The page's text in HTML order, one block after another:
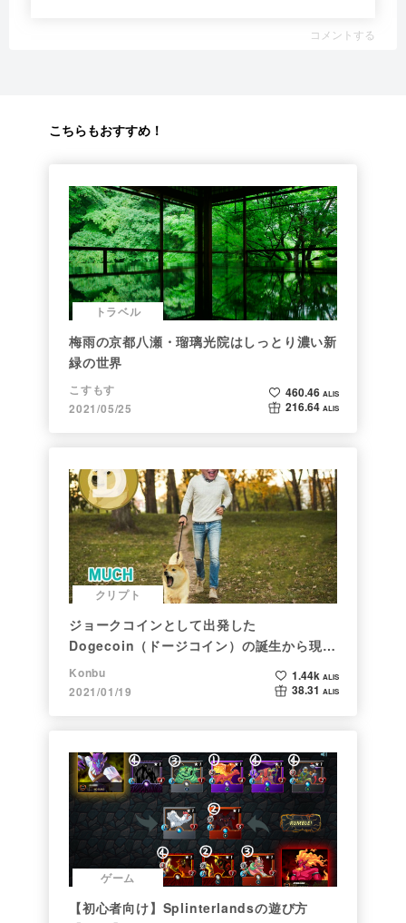
コメントする
こちらもおすすめ！
トラベル
梅雨の京都八瀬・瑠璃光院はしっとり濃い新
緑の世界
こすもす
2021/05/25
460.46 ALIS
216.64 ALIS
クリプト
ジョークコインとして出発した
Dogecoin（ドージコイン）の誕生から現在
まで。注目される非証券性🐶
Konbu
2021/01/19
1.44k ALIS
38.31 ALIS
ゲーム
【初心者向け】Splinterlandsの遊び方